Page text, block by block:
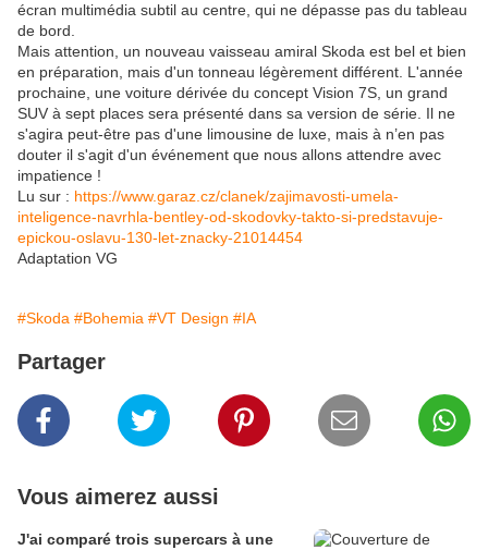
écran multimédia subtil au centre, qui ne dépasse pas du tableau
de bord.
Mais attention, un nouveau vaisseau amiral Skoda est bel et bien
en préparation, mais d'un tonneau légèrement différent. L'année
prochaine, une voiture dérivée du concept Vision 7S, un grand
SUV à sept places sera présenté dans sa version de série. Il ne
s'agira peut-être pas d'une limousine de luxe, mais à n’en pas
douter il s'agit d'un événement que nous allons attendre avec
impatience !
Lu sur : https://www.garaz.cz/clanek/zajimavosti-umela-
inteligence-navrhla-bentley-od-skodovky-takto-si-predstavuje-
epickou-oslavu-130-let-znacky-21014454
Adaptation VG
#Skoda #Bohemia #VT Design #IA
Partager
Vous aimerez aussi
J'ai comparé trois supercars à une